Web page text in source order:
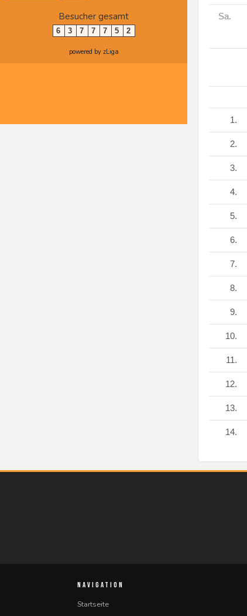
Besucher gesamt
6 3 7 7 7 5 2
powered by zLiga
Sa.
1.
2.
3.
4.
5.
6.
7.
8.
9.
10.
11.
12.
13.
14.
NAVIGATION
Startseite